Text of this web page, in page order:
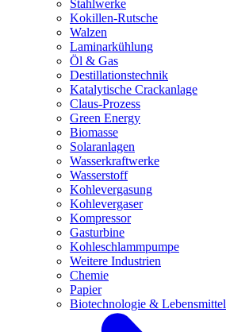
Stahlwerke
Kokillen-Rutsche
Walzen
Laminarkühlung
Öl & Gas
Destillationstechnik
Katalytische Crackanlage
Claus-Prozess
Green Energy
Biomasse
Solaranlagen
Wasserkraftwerke
Wasserstoff
Kohlevergasung
Kohlevergaser
Kompressor
Gasturbine
Kohleschlammpumpe
Weitere Industrien
Chemie
Papier
Biotechnologie & Lebensmittel